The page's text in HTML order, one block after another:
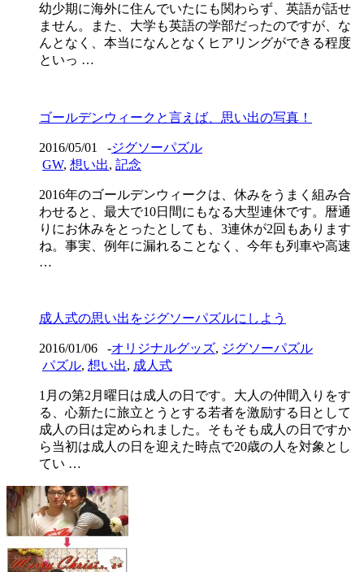
幼少期に海外に住んでいたにも関わらず、英語が話せ
ません。また、大学も英語の学部だったのですが、な
んとなく、本当になんとなくヒアリングができる程度
といっ …
ゴールデンウィークと言えば、思い出の写真！
2016/05/01 -ジグソーパズル
GW, 想い出, 記念
2016年のゴールデンウィークは、休みをうまく組み合
わせると、最大で10日間にもなる大型連休です。暦通
りにお休みをとったとしても、3連休が2回もあります
ね。事実、例年に漏れることなく、今年も列車や高速
…
成人式の思い出をジグソーパズルにしよう
2016/01/06 -オリジナルグッズ, ジグソーパズル
パズル, 想い出, 成人式
1月の第2月曜日は成人の日です。大人の仲間入りをす
る、心新たに旅立とうとする若者を激励する日として
成人の日は定められました。そもそも成人の日ですか
ら当初は成人の日を迎えた時点で20歳の人を対象とし
てい …